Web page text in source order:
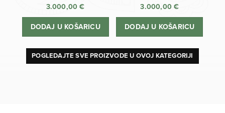
3.000,00€
DODAJ U KOŠARICU
3.000,00€
DODAJ U KOŠARICU
POGLEDAJTE SVE PROIZVODE U OVOJ KATEGORIJI